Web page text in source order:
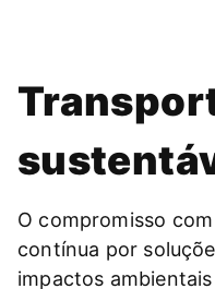
O compromisso
contínua por
impactos